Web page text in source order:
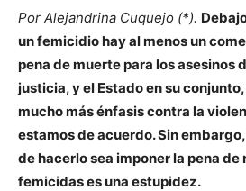
Por Alejandrina Cuquejo (*).
un femicidio hay al menos un
pena de muerte para los asesinos
justicia, y el Estado en su
mucho más énfasis contra la
estamos de acuerdo. Sin
de hacerlo sea imponer la pena de
femicidas es una estupidez.